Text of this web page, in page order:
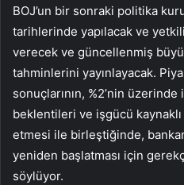
BOJ’un bir sonraki politika
tarihlerinde yapılacak ve
verecek ve güncellenmiş
tahminlerini yayınlayacak.
sonuçlarının, %2’nin
beklentileri ve işgücü kaynaklı
etmesi ile birleştiğinde,
yeniden başlatması için
söylüyor.